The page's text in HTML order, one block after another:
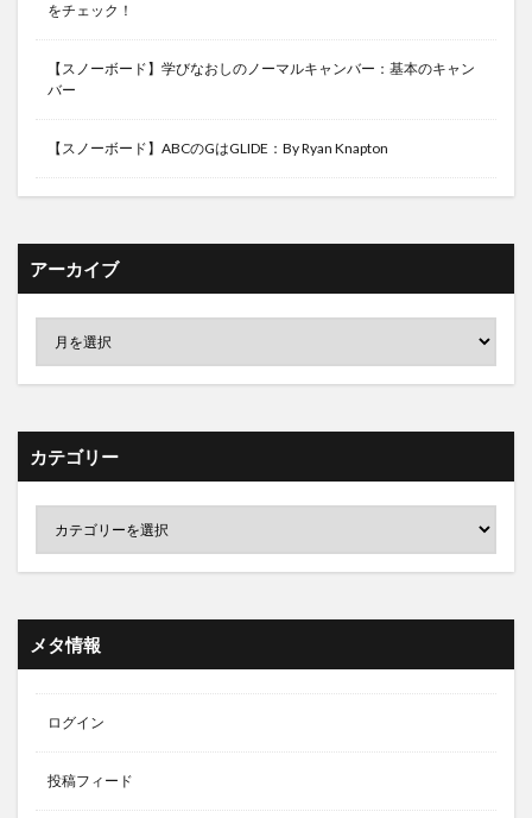
をチェック！
【スノーボード】学びなおしのノーマルキャンバー：基本のキャン
バー
【スノーボード】ABCのGはGLIDE：By Ryan Knapton
アーカイブ
カテゴリー
メタ情報
ログイン
投稿フィード